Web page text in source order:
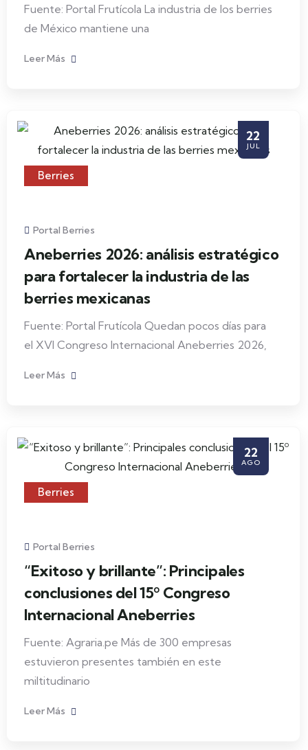
Fuente: Portal Frutícola La industria de los berries
de México mantiene una
Leer Más
22
JUL
Berries
Portal Berries
Aneberries 2026: análisis estratégico
para fortalecer la industria de las
berries mexicanas
Fuente: Portal Frutícola Quedan pocos días para
el XVI Congreso Internacional Aneberries 2026,
Leer Más
22
AGO
Berries
Portal Berries
“Exitoso y brillante”: Principales
conclusiones del 15º Congreso
Internacional Aneberries
Fuente: Agraria.pe Más de 300 empresas
estuvieron presentes también en este
miltitudinario
Leer Más